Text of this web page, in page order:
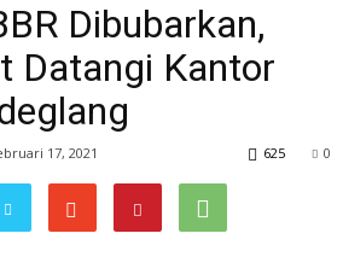
Dibubarkan,
Datangi Kantor
17, 2021 0
625